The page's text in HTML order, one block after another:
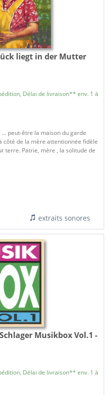
liegt in der Mutter
Délai de livraison** env. 1 à
peut-être la maison du garde
côté de la mère attentionnée fidèle
terre. Patrie, mère , la solitude de
extraits sonores
Musikbox Vol.1 -
Délai de livraison** env. 1 à